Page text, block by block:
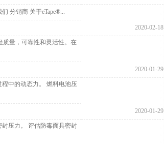
分销商 关于eTape®...
2020-02-18
质量，可靠性和灵活性。在
2020-01-29
中的动态力。 燃料电池压
2020-01-29
压力。 评估防毒面具密封